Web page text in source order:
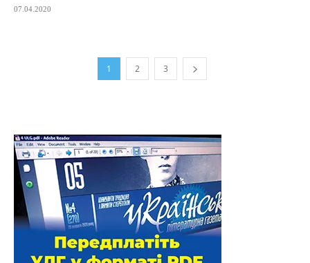
07.04.2020
1 2 3